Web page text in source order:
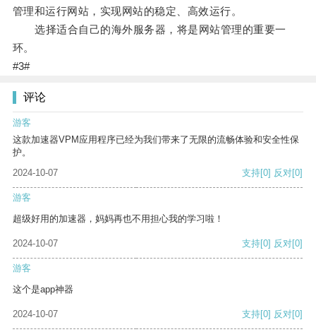
管理和运行网站，实现网站的稳定、高效运行。
选择适合自己的海外服务器，将是网站管理的重要一
环。
#3#
评论
游客
这款加速器VPM应用程序已经为我们带来了无限的流畅体验和安全性保
护。
2024-10-07
支持[0] 反对[0]
游客
超级好用的加速器，妈妈再也不用担心我的学习啦！
2024-10-07 支持[0] 反对[0]
游客
这个是app神器
2024-10-07 支持[0] 反对[0]